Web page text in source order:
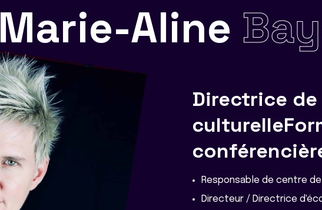
Marie-Aline
Directrice
Responsable de centre
Directeur / Directrice